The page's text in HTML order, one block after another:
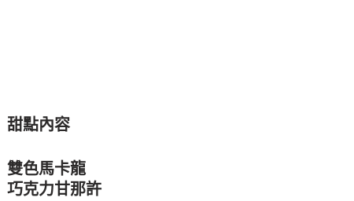
甜點內容
雙色馬卡龍
巧克力甘那許